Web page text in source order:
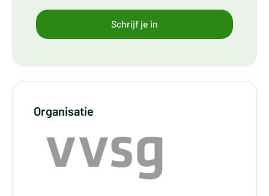
Schrijf je in
Organisatie